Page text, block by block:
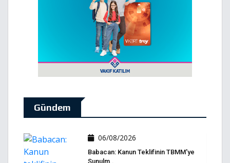
Gündem
06/08/2026
Babacan: Kanun Teklifinin TBMM'ye
Sunulm..